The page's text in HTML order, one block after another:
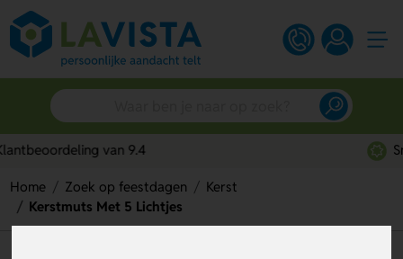
Snelle persoonlijke service
Home Zoek op feestdagen
Kerst
Kerstmuts Met 5 Lichtjes